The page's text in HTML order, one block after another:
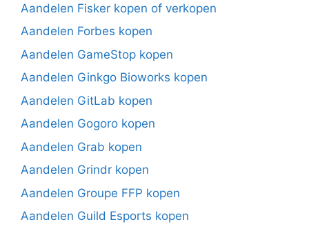
Aandelen Fisker kopen of verkopen
Aandelen Forbes kopen
Aandelen GameStop kopen
Aandelen Ginkgo Bioworks kopen
Aandelen GitLab kopen
Aandelen Gogoro kopen
Aandelen Grab kopen
Aandelen Grindr kopen
Aandelen Groupe FFP kopen
Aandelen Guild Esports kopen